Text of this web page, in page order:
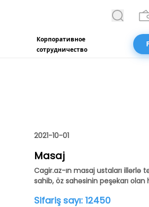
Корпоративное
сотрудничество
2021-10-01
Masaj
Cagir.az-ın masaj ustaları illərlə
sahib, öz sahəsinin peşəkarı olan
Sifariş sayı: 12450